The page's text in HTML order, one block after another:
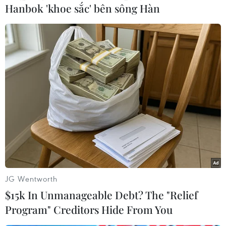
cho Ukraine trong tương lai, phát biểu trên
đường đến Washington, Thủ tướng Anh Keir
Starmer xác nhận các đồng minh châu Âu, trong
đó có Anh, sẽ phải làm nhiều hơn nữa, cả về
năng lực, sự phối hợp và chi tiêu.
Tuy nhiên, ông cũng nhấn mạnh Mỹ cần cung
cấp "biện pháp dự phòng" an ninh cho bất kỳ
lực lượng gìn giữ hòa bình châu Âu nào trong
tương lai ở Ukraine, khẳng định chỉ có điều đó
mới đảm bảo cho Kiev một nền hòa bình lâu dài
chứ không phải là lệnh ngừng bắn tạm thời.
Chuyến đi của ông Starmer diễn ra gần như
ngay sau chuyến thăm của Tổng thống Pháp
Emmanuel Macron tới Mỹ.
Hanbok 'khoe sắc' bên sông Hàn
JG Wentworth
$15k In Unmanageable Debt? The "Relief
Program" Creditors Hide From You